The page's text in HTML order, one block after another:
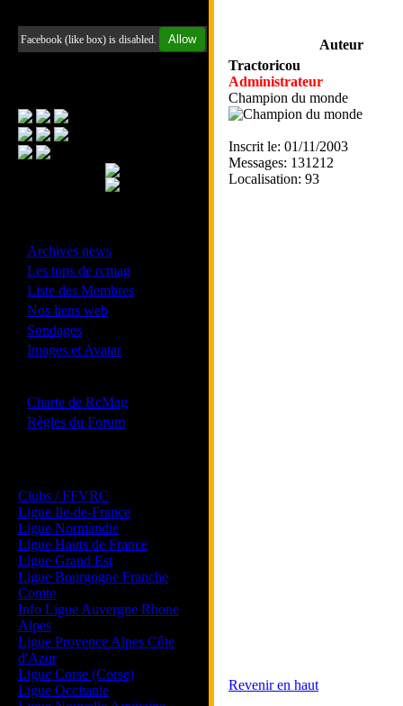
Facebook (like box) is disabled. Allow
Archives news
Les tops de rcmag
Liste des Membres
Nos liens web
Sondages
Images et Avatar
Charte de RcMag
Règles du Forum
Clubs / FFVRC
Ligue Ile-de-France
Ligue Normandie
Ligue Hauts de France
Ligue Grand Est
Ligue Bourgogne Franche
Comte
Info Ligue Auvergne Rhone
Alpes
Ligue Provence Alpes Côte
d'Azur
Ligue Corse (Corse)
Ligue Occitanie
Auteur
Tractoricou
Administrateur
Champion du monde
Inscrit le: 01/11/2003
Messages: 131212
Localisation: 93
Revenir en haut